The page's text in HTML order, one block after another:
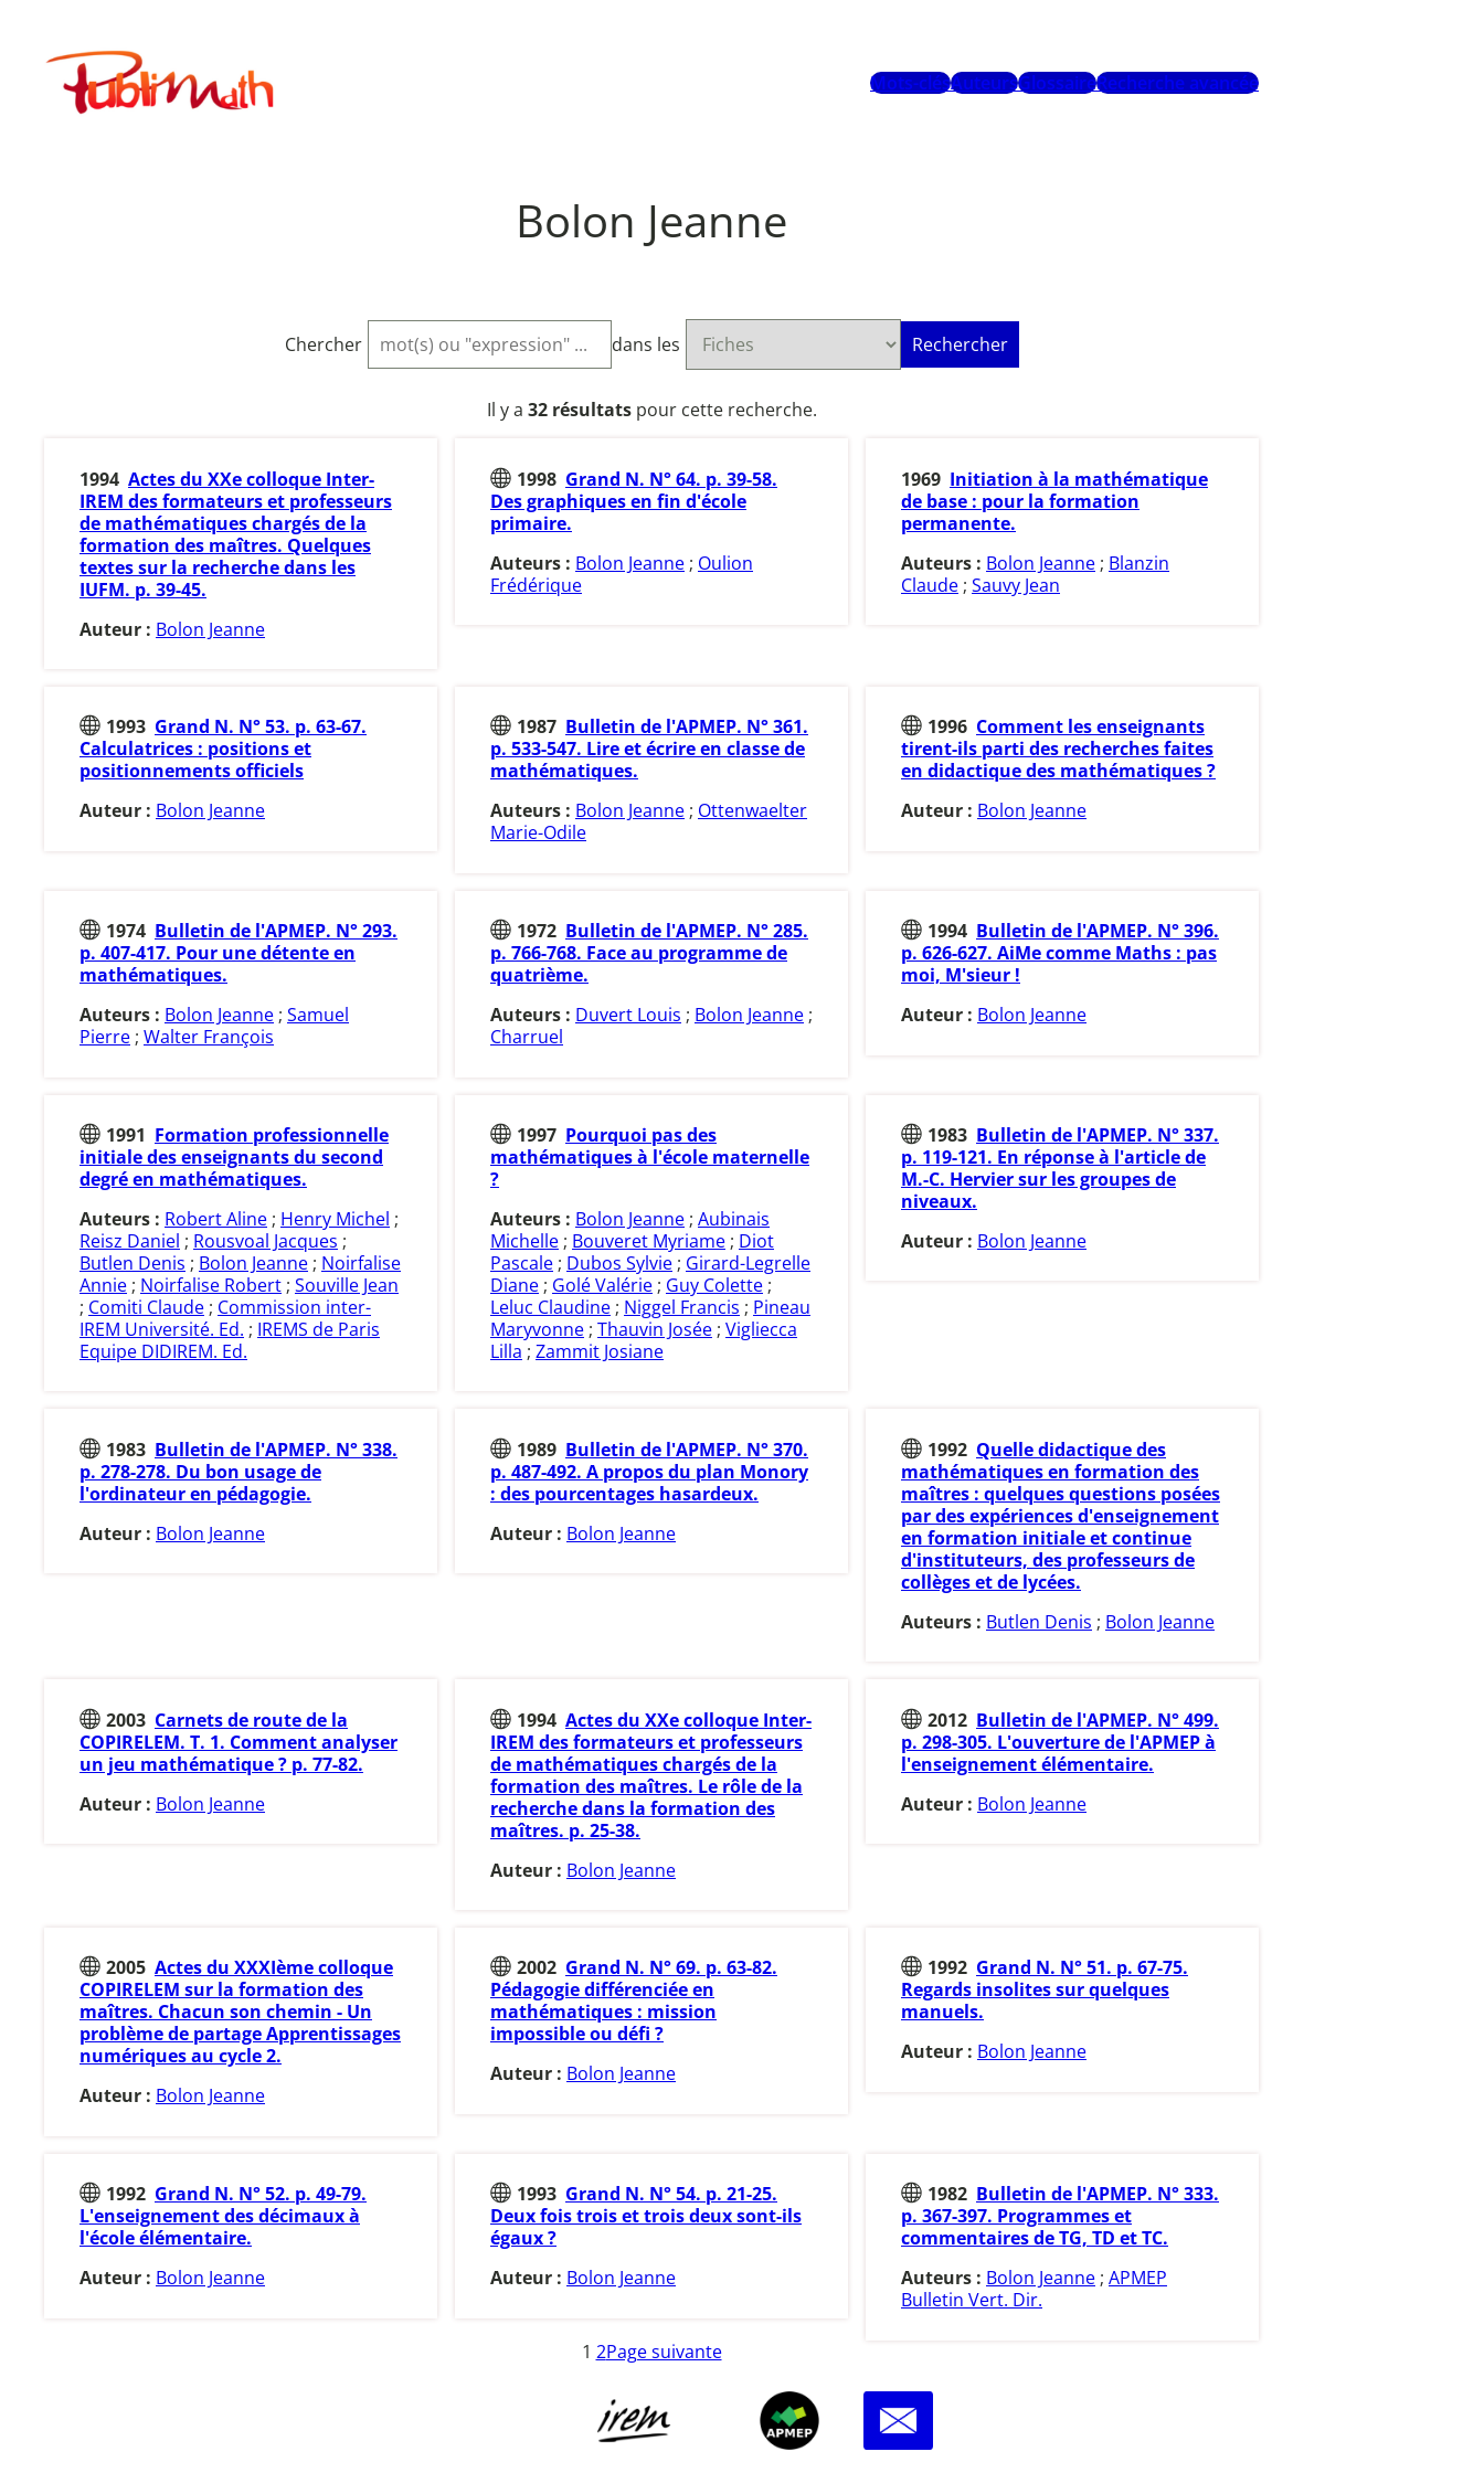
contenuPublimath
Mots-clésAuteursGlossaireRecherche avancée
Bolon Jeanne
Chercher dans les Rechercher
Il y a 32 résultatspour cette recherche.
1994 Actes du XXe colloque Inter-
IREM des formateurs et professeurs
de mathématiques chargés de la
formation des maîtres. Quelques
textes sur la recherche dans les
IUFM. p. 39-45.
Auteur : Bolon Jeanne
1998 Grand N. N° 64. p. 39-58.
Des graphiques en fin d'école
primaire.
Auteurs : Bolon Jeanne ; Oulion
Frédérique
1969 Initiation à la mathématique
de base : pour la formation
permanente.
Auteurs : Bolon Jeanne ; Blanzin
Claude ; Sauvy Jean
1993 Grand N. N° 53. p. 63-67.
Calculatrices : positions et
positionnements officiels
Auteur : Bolon Jeanne
1987 Bulletin de l'APMEP. N° 361.
p. 533-547. Lire et écrire en classe de
mathématiques.
Auteurs : Bolon Jeanne; Ottenwaelter
Marie-Odile
1996 Comment les enseignants
tirent-ils parti des recherches faites
en didactique des mathématiques ?
Auteur : Bolon Jeanne
1974 Bulletin de l'APMEP. N° 293.
p. 407-417. Pour une détente en
mathématiques.
Auteurs : Bolon Jeanne ; Samuel
Pierre ; Walter François
1972 Bulletin de l'APMEP. N° 285.
p. 766-768. Face au programme de
quatrième.
Auteurs : Duvert Louis ; Bolon Jeanne ;
Charruel
1994 Bulletin de l'APMEP. N° 396.
p. 626-627. AiMe comme Maths : pas
moi, M'sieur !
Auteur : Bolon Jeanne
1991 Formation professionnelle
initiale des enseignants du second
degré en mathématiques.
Auteurs : Robert Aline ; Henry Michel ;
Reisz Daniel ; Rousvoal Jacques ;
Butlen Denis ; Bolon Jeanne ; Noirfalise
Annie ; Noirfalise Robert ; Souville Jean
; Comiti Claude ; Commission inter-
IREM Université. Ed. ; IREMS de Paris
Equipe DIDIREM. Ed.
1997 Pourquoi pas des
mathématiques à l'école maternelle
?
Auteurs : Bolon Jeanne ; Aubinais
Michelle ; Bouveret Myriame ; Diot
Pascale ; Dubos Sylvie ; Girard-Legrelle
Diane ; Golé Valérie ; Guy Colette ;
Leluc Claudine ; Niggel Francis ; Pineau
Maryvonne ; Thauvin Josée ; Vigliecca
Lilla ; Zammit Josiane
1983 Bulletin de l'APMEP. N° 337.
p. 119-121. En réponse à l'article de
M.-C. Hervier sur les groupes de
niveaux.
Auteur : Bolon Jeanne
1983 Bulletin de l'APMEP. N° 338.
p. 278-278. Du bon usage de
l'ordinateur en pédagogie.
Auteur : Bolon Jeanne
1989 Bulletin de l'APMEP. N° 370.
p. 487-492. A propos du plan Monory
: des pourcentages hasardeux.
Auteur : Bolon Jeanne
1992 Quelle didactique des
mathématiques en formation des
maîtres : quelques questions posées
par des expériences d'enseignement
en formation initiale et continue
d'instituteurs, des professeurs de
collèges et de lycées.
Auteurs : Butlen Denis ; Bolon Jeanne
2003 Carnets de route de la
COPIRELEM. T. 1. Comment analyser
un jeu mathématique ? p. 77-82.
Auteur : Bolon Jeanne
1994 Actes du XXe colloque Inter-
IREM des formateurs et professeurs
de mathématiques chargés de la
formation des maîtres. Le rôle de la
recherche dans la formation des
maîtres. p. 25-38.
Auteur : Bolon Jeanne
2012 Bulletin de l'APMEP. N° 499.
p. 298-305. L'ouverture de l'APMEP à
l'enseignement élémentaire.
Auteur : Bolon Jeanne
2005 Actes du XXXIème colloque
COPIRELEM sur la formation des
maîtres. Chacun son chemin - Un
problème de partage Apprentissages
numériques au cycle 2.
Auteur : Bolon Jeanne
2002 Grand N. N° 69. p. 63-82.
Pédagogie différenciée en
mathématiques : mission
impossible ou défi ?
Auteur : Bolon Jeanne
1992 Grand N. N° 51. p. 67-75.
Regards insolites sur quelques
manuels.
Auteur : Bolon Jeanne
1992 Grand N. N° 52. p. 49-79.
L'enseignement des décimaux à
l'école élémentaire.
Auteur : Bolon Jeanne
1993 Grand N. N° 54. p. 21-25.
Deux fois trois et trois deux sont-ils
égaux ?
Auteur : Bolon Jeanne
1982 Bulletin de l'APMEP. N° 333.
p. 367-397. Programmes et
commentaires de TG, TD et TC.
Auteurs : Bolon Jeanne ; APMEP
Bulletin Vert. Dir.
1 2Page suivante